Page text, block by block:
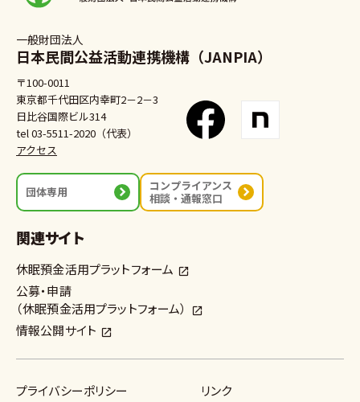
一般財団法人
日本民間公益活動連携機構（JANPIA）
〒100-0011
東京都千代田区内幸町2－2－3
日比谷国際ビル314
tel 03-5511-2020（代表）
アクセス
団体専用
コンプライアンス
相談・通報窓口
関連サイト
休眠預金活用プラットフォーム
公募・申請
（休眠預金活用プラットフォーム）
情報公開サイト
プライバシーポリシー リンク